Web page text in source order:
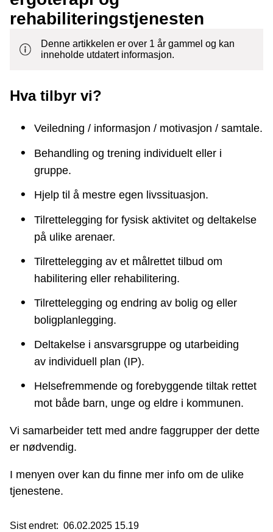
rehabiliteringstjenesten
Denne artikkelen er over 1 år gammel og kan
inneholde utdatert informasjon.
Hva tilbyr vi?
Veiledning / informasjon / motivasjon / samtale.
Behandling og trening individuelt eller i
gruppe.
Hjelp til å mestre egen livssituasjon.
Tilrettelegging for fysisk aktivitet og deltakelse
på ulike arenaer.
Tilrettelegging av et målrettet tilbud om
habilitering eller rehabilitering.
Tilrettelegging og endring av bolig og eller
boligplanlegging.
Deltakelse i ansvarsgruppe og utarbeiding
av individuell plan (IP).
Helsefremmende og forebyggende tiltak rettet
mot både barn, unge og eldre i kommunen.
Vi samarbeider tett med andre faggrupper der dette
er nødvendig.
I menyen over kan du finne mer info om de ulike
tjenestene.
Sist endret 06.02.2025 15.19